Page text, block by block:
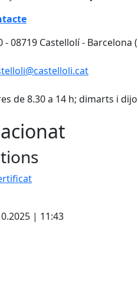
08719 Castellolí - Barcelona
de 8.30 a 14 h; dimarts i
| 11:43